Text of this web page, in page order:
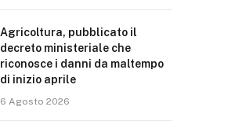
Agricoltura, pubblicato il
decreto ministeriale che
riconosce i danni da maltempo
di inizio aprile
6 Agosto 2026